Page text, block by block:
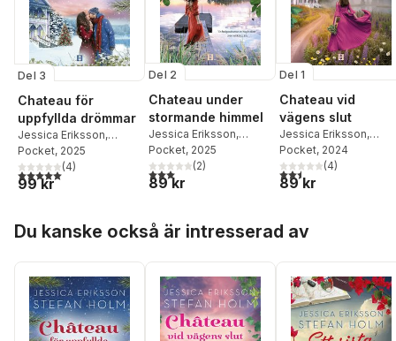
Del 3
Chateau för
uppfyllda drömmar
Jessica Eriksson,
Stefan Holm
Pocket, 2025
5,0utav 5 stjärnor. Totalt antal röster:
(4)
99 kr
Del 2
Chateau under
stormande himmel
Jessica Eriksson,
Stefan Holm
Pocket, 2025
3,0utav 5 stjärnor. Totalt antal röster:
(2)
89 kr
Del 1
Chateau vid
vägens slut
Jessica Eriksson,
Stefan Holm
Pocket, 2024
2,5utav 5 stjärnor.
(4)
89 kr
Du kanske också är intresserad av